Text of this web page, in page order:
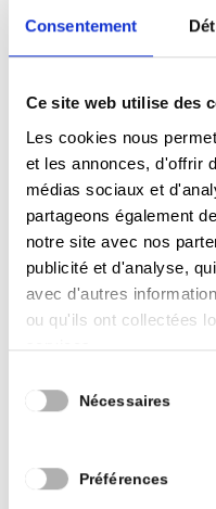
Consentement
Ce site web utilise des
Les cookies nous
et les annonces, d'offrir
médias sociaux et
partageons également
notre site avec nos
publicité et d'analyse,
avec d'autres
ou qu'ils ont collectées
services.
Nécessaires
Préférences
chacun en
de consultation et
12. Une commune
transfrontaliers
by Stéphane Jean|
Les travailleurs
nombreux dans
à des difficultés de
(routes saturées,
répétition…) qui